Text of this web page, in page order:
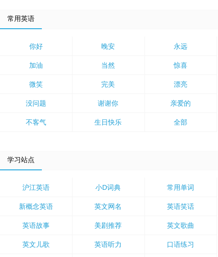
常用英语
你好 晚安 永远
加油 当然 惊喜
微笑 完美 漂亮
没问题 谢谢你 亲爱的
不客气 生日快乐 全部
学习站点
沪江英语 小D词典 常用单词
新概念英语 英文网名 英语笑话
英语故事 美剧推荐 英文歌曲
英文儿歌 英语听力 口语练习